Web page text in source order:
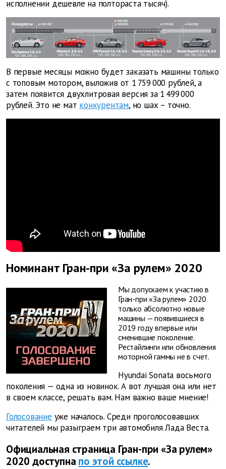
исполнении дешевле на полтораста тысяч).
В первые месяцы можно будет заказать машины только
с топовым мотором, выложив от 1 759 000 рублей, а
затем ­появится двухлитровая версия за 1 499 000
рублей. Это не мат конку­рентам, но шах – точно.
Номинант Гран-при «За рулем» 2020
Мы допускаем к участию в
Гран-при «За рулем» 2020
только абсолютно новые
машины — появившиеся в
2019 году впервые или
сменившие поколение.
Рестайлинги или обновления
моторной гаммы не в счет.
Hyundai Sonata восьмого
поколения — одна из новинок. А вот лучшая она или нет
в своем классе, решать вам. Нам важно ваше мнение!
Голосование уже началось. Среди проголосовавших
читателей мы разыграем три автомобиля Лада Веста.
Официальная страница Гран-при «За рулем»
2020 доступна по этой ссылке.